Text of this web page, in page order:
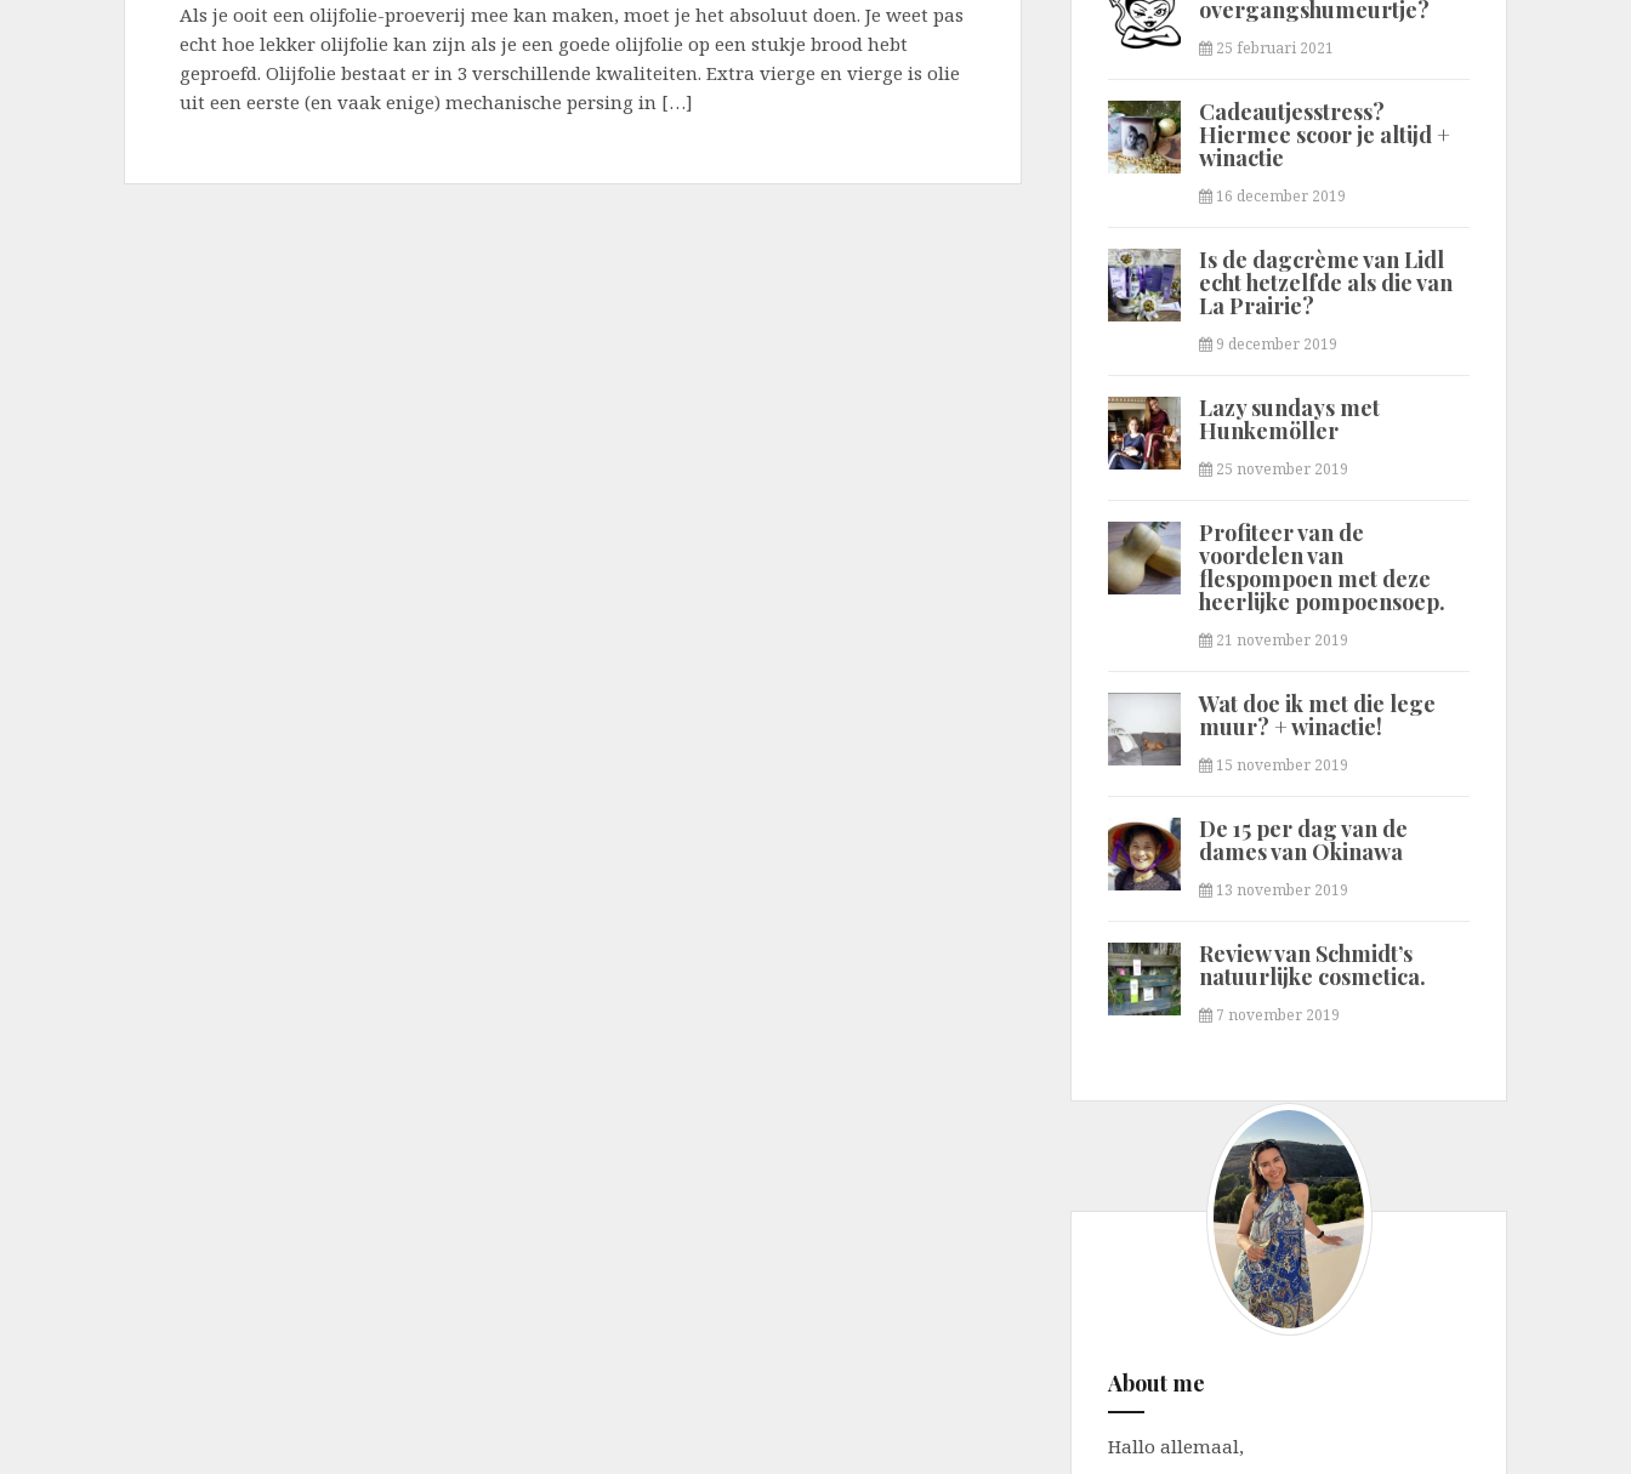
Als je ooit een olijfolie-proeverij mee kan maken, moet je het absoluut doen. Je weet pas
echt hoe lekker olijfolie kan zijn als je een goede olijfolie op een stukje brood hebt
geproefd. Olijfolie bestaat er in 3 verschillende kwaliteiten. Extra vierge en vierge is olie
uit een eerste (en vaak enige) mechanische persing in […]
overgangshumeurtje?
25 februari 2021
Cadeautjesstress?
Hiermee scoor je altijd +
winactie
16 december 2019
Is de dagcrème van Lidl
echt hetzelfde als die van
La Prairie?
9 december 2019
Lazy sundays met
Hunkemöller
25 november 2019
Profiteer van de
voordelen van
flespompoen met deze
heerlijke pompoensoep.
21 november 2019
Wat doe ik met die lege
muur? + winactie!
15 november 2019
De 15 per dag van de
dames van Okinawa
13 november 2019
Review van Schmidt’s
natuurlijke cosmetica.
7 november 2019
About me
Hallo allemaal,